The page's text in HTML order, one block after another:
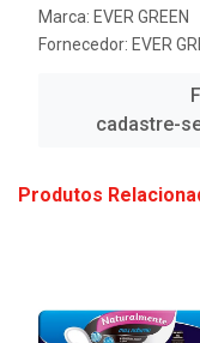
Marca: EVER GREEN
Fornecedor: EVER
cadastre-
Produtos